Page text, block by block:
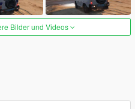
Bilder und Videos